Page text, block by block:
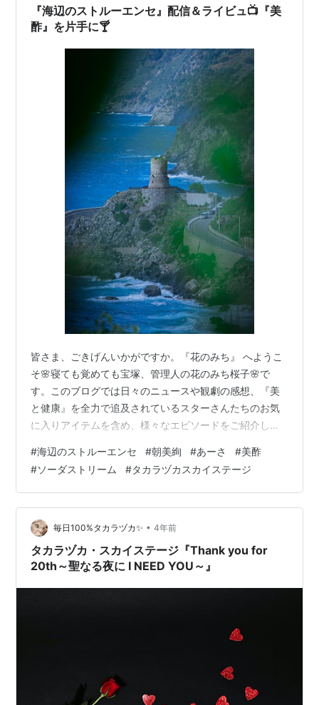
『海辺のストルーエンセ』配信＆ライビュ📺『美
酢』を片手に🍸
皆さま、ごきげんいかがですか。『花のみち』 へようこ
そ🌸寝ても覚めても宝塚、管理人の花のみち桜子🌸で
す。このブログでは日々のニュースや観劇の感想、『美
と健康』を全力で追及されているスターさんたちのお気
に入りアイテムを含め、様々なエピソードをご紹介して
タカラジェンヌ気分を味わったり、大切な方、大好きな
スターさんへのプレゼントにしてみてはいかがでしょ
う。 『海辺のストルーエンセ』配信＆ライビュ📺 『海辺
のストルーエンセ』配信＆ライビュ📺 あーさはあの『美
酢』がお好き🍸 『海辺のストルーエンセ』配信＆ライビ
ュ📺 節分に初日を迎えた…
#海辺のストルーエンセ #朝美絢 #あーさ #美酢
#ソーダストリーム #タカラヅカスカイステージ
毎日100%タカラヅカ✨ • 4年前
タカラヅカ・スカイステージ『Thank you for
20th～聖なる夜に I NEED YOU～』